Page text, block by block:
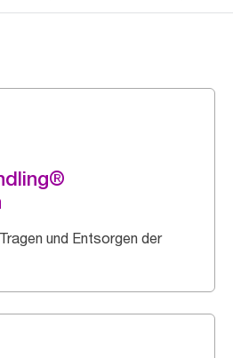
und Entsorgen der